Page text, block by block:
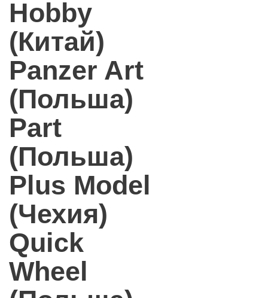
Hobby
(Китай)
Panzer Art
(Польша)
Part
(Польша)
Plus Model
(Чехия)
Quick
Wheel